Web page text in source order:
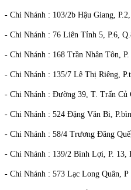
- Chi Nhánh : 103/2b Hậu Giang,
- Chi Nhánh : 76 Liên Tỉnh 5, P.6,
- Chi Nhánh : 168 Trần Nhân Tôn,
- Chi Nhánh : 135/7 Lê Thị Riêng,
- Chi Nhánh : Đường 39, T. Trấn Củ
- Chi Nhánh : 524 Đặng Văn Bi,
- Chi Nhánh : 58/4 Trương Đăng
- Chi Nhánh : 139/2 Bình Lợi, P. 13,
- Chi Nhánh : 573 Lạc Long Quân, P